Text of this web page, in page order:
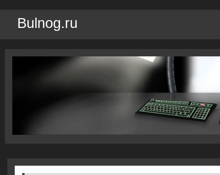
Bulnog.ru